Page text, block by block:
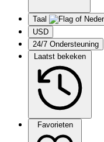
Taal
USD
24/7 Ondersteuning
Laatst bekeken
Favorieten